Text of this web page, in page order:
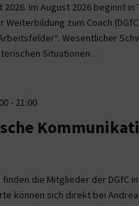
2026. Im August 2026 beginnt
zum Coach
Wesentlicher
Situationen…
- 21:00
die Mitglieder der DGfC
können sich direkt bei